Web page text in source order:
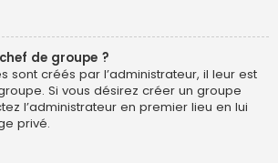
de groupe ?
sont créés par l’administrateur, il leur est
Si vous désirez créer un groupe
l’administrateur en premier lieu en lui
privé.